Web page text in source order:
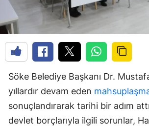
Söke Belediye Başkanı Dr.
yıllardır devam eden
sonuçlandırarak tarihi bir adım
devlet borçlarıyla ilgili sorunlar,